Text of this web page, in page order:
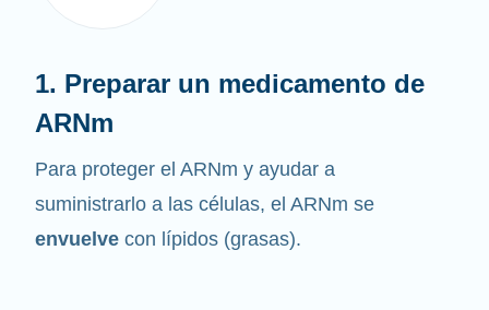
1. Preparar un medicamento de
ARNm
Para proteger el ARNm y ayudar a
suministrarlo a las células, el ARNm se
envuelve con lípidos (grasas).